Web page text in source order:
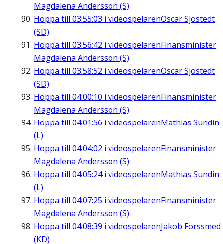
Magdalena Andersson (S)
Hoppa till 03:55:03 i videospelarenOscar Sjöstedt
(SD)
Hoppa till 03:56:42 i videospelarenFinansminister
Magdalena Andersson (S)
Hoppa till 03:58:52 i videospelarenOscar Sjöstedt
(SD)
Hoppa till 04:00:10 i videospelarenFinansminister
Magdalena Andersson (S)
Hoppa till 04:01:56 i videospelarenMathias Sundin
(L)
Hoppa till 04:04:02 i videospelarenFinansminister
Magdalena Andersson (S)
Hoppa till 04:05:24i videospelarenMathias Sundin
(L)
Hoppa till 04:07:25 i videospelarenFinansminister
Magdalena Andersson (S)
Hoppa till 04:08:39 i videospelarenJakob Forssmed
(KD)